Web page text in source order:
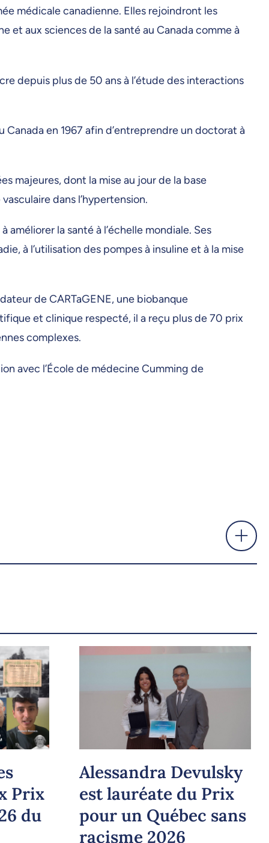
médicale canadienne. Elles rejoindront les
et aux sciences de la santé au Canada comme à
depuis plus de 50 ans à l’étude des interactions
Canada en 1967 afin d’entreprendre un doctorat à
majeures, dont la mise au jour de la base
dans l’hypertension.
la santé à l’échelle mondiale. Ses
à l’utilisation des pompes à insuline et à la mise
de CARTaGENE, une biobanque
et clinique respecté, il a reçu plus de 70 prix
complexes.
avec l’École de médecine Cumming de
Prix
du
Alessandra Devulsky
est lauréate du Prix
pour un Québec sans
racisme 2026